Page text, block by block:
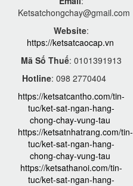
Ketsatchongchay@gmail.com
Website:
https://ketsatcaocap.vn
Mã Số Thuế: 0101391913
Hotline: 098 2770404
https://ketsatcantho.com/tin-
tuc/ket-sat-ngan-hang-
chong-chay-vung-tau
https://ketsatnhatrang.com/tin-
tuc/ket-sat-ngan-hang-
chong-chay-vung-tau
https://ketsathanoi.com/tin-
tuc/ket-sat-ngan-hang-